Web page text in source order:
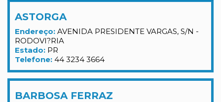
ASTORGA
Endereço: AVENIDA PRESIDENTE VARGAS, S/N -
RODOVI?RIA
Estado: PR
Telefone: 44 3234 3664
BARBOSA FERRAZ